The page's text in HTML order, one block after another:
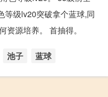
等级lv20突破拿个蓝球,同
资源培养。 首抽得。
池子 蓝球